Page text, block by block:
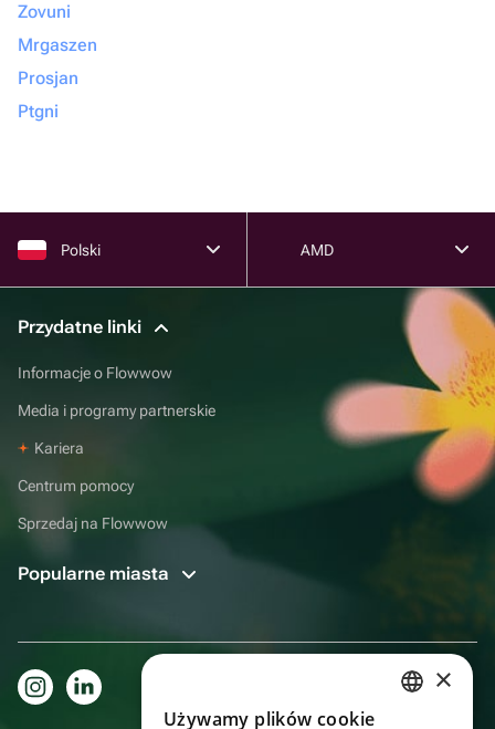
Zovuni
Mrgaszen
Prosjan
Ptgni
Polski AMD
Przydatne linki
Informacje o Flowwow
Media i programy partnerskie
Kariera
Centrum pomocy
Sprzedaj na Flowwow
Popularne miasta
×
Używamy plików cookie